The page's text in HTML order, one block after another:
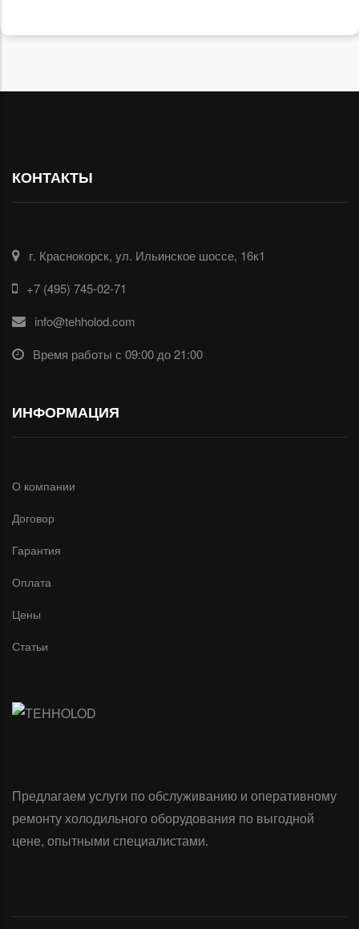
КОНТАКТЫ
г. Краснокорск, ул. Ильинское шоссе, 16к1
+7 (495) 745-02-71
info@tehholod.com
Время работы с 09:00 до 21:00
ИНФОРМАЦИЯ
О компании
Договор
Гарантия
Оплата
Цены
Статьи
Предлагаем услуги по обслуживанию и оперативному
ремонту холодильного оборудования по выгодной
цене, опытными специалистами.